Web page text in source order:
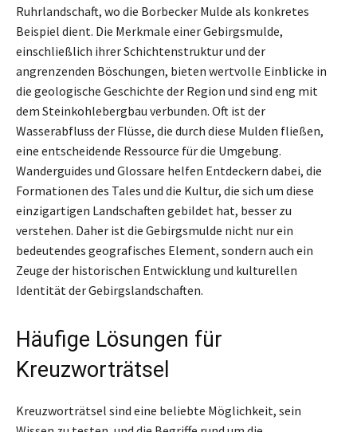
Ruhrlandschaft, wo die Borbecker Mulde als konkretes
Beispiel dient. Die Merkmale einer Gebirgsmulde,
einschließlich ihrer Schichtenstruktur und der
angrenzenden Böschungen, bieten wertvolle Einblicke in
die geologische Geschichte der Region und sind eng mit
dem Steinkohlebergbau verbunden. Oft ist der
Wasserabfluss der Flüsse, die durch diese Mulden fließen,
eine entscheidende Ressource für die Umgebung.
Wanderguides und Glossare helfen Entdeckern dabei, die
Formationen des Tales und die Kultur, die sich um diese
einzigartigen Landschaften gebildet hat, besser zu
verstehen. Daher ist die Gebirgsmulde nicht nur ein
bedeutendes geografisches Element, sondern auch ein
Zeuge der historischen Entwicklung und kulturellen
Identität der Gebirgslandschaften.
Häufige Lösungen für
Kreuzworträtsel
Kreuzworträtsel sind eine beliebte Möglichkeit, sein